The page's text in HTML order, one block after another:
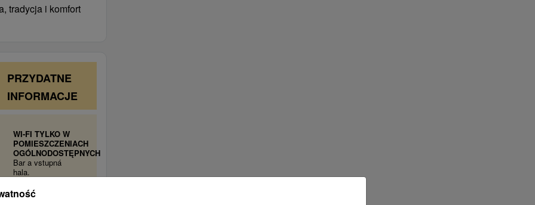
tradycja i komfort
PRZYDATNE
INFORMACJE
WI-FI TYLKO W
POMIESZCZENIACH
OGÓLNODOSTĘPNYCH
Bar a vstupná
hala.
ZAKAZ NA
DOMOWE